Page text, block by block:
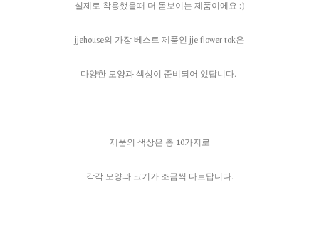
실제로 착용했을때 더 돋보이는 제품이에요 :)
jjehouse의 가장 베스트 제품인 jje flower tok은
다양한 모양과 색상이 준비되어 있답니다.
제품의 색상은 총 10가지로
각각 모양과 크기가 조금씩 다르답니다.